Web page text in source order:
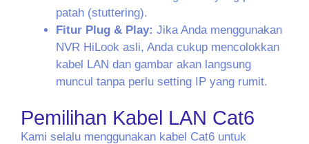
patah (stuttering).
Fitur Plug & Play: Jika Anda menggunakan
NVR HiLook asli, Anda cukup mencolokkan
kabel LAN dan gambar akan langsung
muncul tanpa perlu setting IP yang rumit.
Pemilihan Kabel LAN Cat6
Kami selalu menggunakan kabel Cat6 untuk